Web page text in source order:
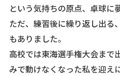
という気持ちの原点、卓球に
ただ、練習後に繰り返し出る
もありました。
高校では東海選手権大会まで
みで動けなくなった私を迎え